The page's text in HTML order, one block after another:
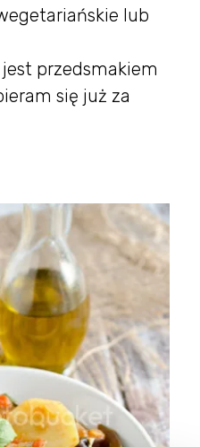
lub
przedsmakiem
się już za